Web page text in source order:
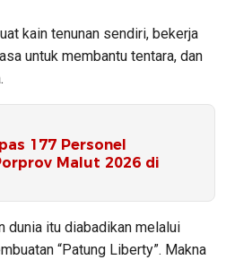
kain tenunan sendiri, bekerja
untuk membantu tentara, dan
177 Personel
Malut 2026 di
dunia itu diabadikan melalui
“Patung Liberty”. Makna